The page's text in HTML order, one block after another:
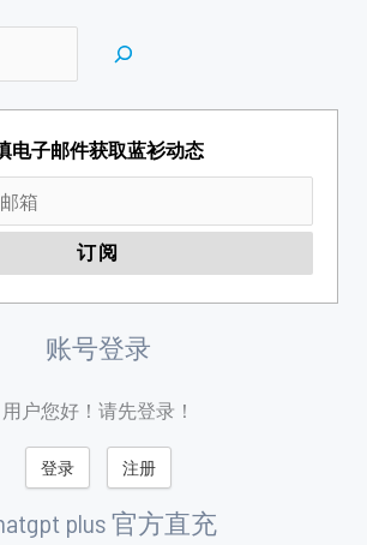
电子邮件获取蓝衫动态
账号登录
用户您好！请先登录！
登录 注册
plus 官方直充